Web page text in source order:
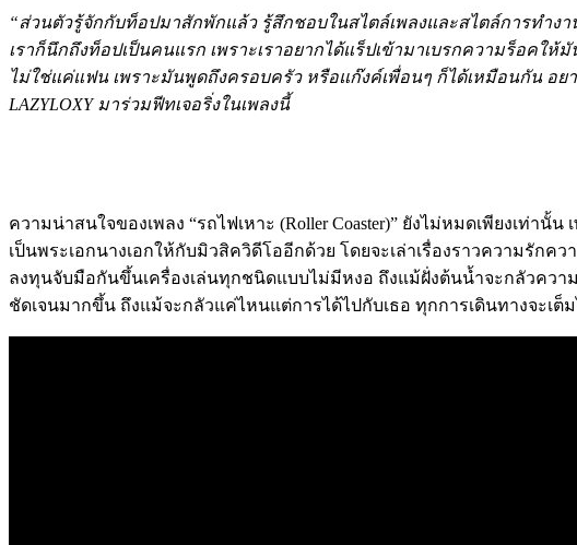
“ส่วนตัวรู้จักกับท็อปมาสักพักแล้ว รู้สึกชอบในสไตล์เพลงและสไตล์การทำง
เราก็นึกถึงท็อปเป็นคนแรก เพราะเราอยากได้แร็ปเข้ามาเบรกความร็อค
ไม่ใช่แค่แฟน เพราะมันพูดถึงครอบครัว หรือแก๊งค์เพื่อนๆ ก็ได้เหมือนกัน
LAZYLOXY มาร่วมฟีทเจอริ่งในเพลงนี้
ความน่าสนใจของเพลง “รถไฟเหาะ (Roller Coaster)” ยังไม่หมดเพียงเท่า
เป็นพระเอกนางเอกให้กับมิวสิควิดีโออีกด้วย โดยจะเล่าเรื่องราวความรัก
ลงทุนจับมือกันขึ้นเครื่องเล่นทุกชนิดแบบไม่มีหงอ ถึงแม้ฝั่งต้นน้ำจะกลัวคว
ชัดเจนมากขึ้น ถึงแม้จะกลัวแค่ไหนแต่การได้ไปกับเธอ ทุกการเดินทางจะ